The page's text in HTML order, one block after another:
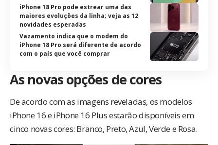
iPhone 18 Pro pode estrear uma das
maiores evoluções da linha; veja as 12
novidades esperadas
Vazamento indica que o modem do
iPhone 18 Pro será diferente de acordo
com o país que você comprar
As novas opções de cores
De acordo com as imagens reveladas, os modelos
iPhone 16 e iPhone 16 Plus estarão disponíveis em
cinco novas cores: Branco, Preto, Azul, Verde e Rosa.